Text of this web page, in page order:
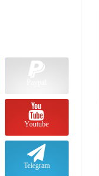
Youtube
Telegram